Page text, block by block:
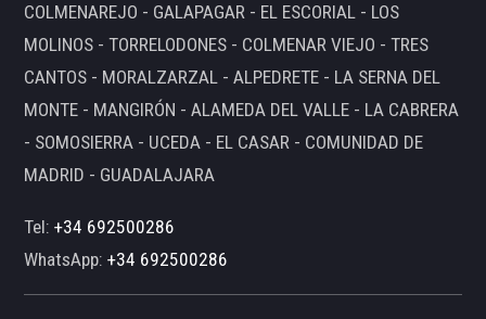
COLMENAREJO - GALAPAGAR - EL ESCORIAL - LOS
MOLINOS - TORRELODONES - COLMENAR VIEJO - TRES
CANTOS - MORALZARZAL - ALPEDRETE - LA SERNA DEL
MONTE - MANGIRÓN - ALAMEDA DEL VALLE - LA CABRERA
- SOMOSIERRA - UCEDA - EL CASAR - COMUNIDAD DE
MADRID - GUADALAJARA
Tel:+34 692500286
WhatsApp:+34 692500286